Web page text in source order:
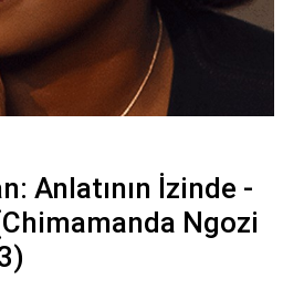
Anlatının İzinde -
Ngozi